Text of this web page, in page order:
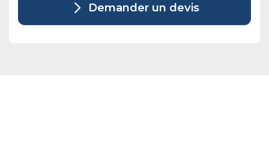
Demander un devis